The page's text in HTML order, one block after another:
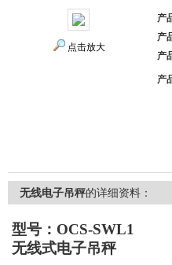
点击放大
产
产
产
产
无线电子吊秤的详细资料：
型号：OCS-SWL1
无线式电子吊秤